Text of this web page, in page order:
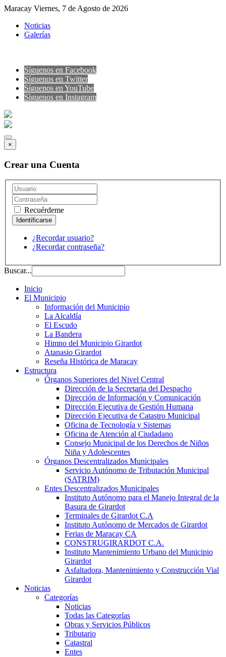
Maracay Viernes, 7 de Agosto de 2026
Noticias
Galerías
Síguenos en Facebook
Síguenos en Twitter
Síguenos en YouTube
Sìguenos en Instagram
×
Crear una Cuenta
Recuérdeme
¿Recordar usuario?
¿Recordar contraseña?
Buscar...
Inicio
El Municipio
Información del Municipio
La Alcaldía
El Escudo
La Bandera
Himno del Municipio Girardot
Atanasio Girardot
Reseña Histórica de Maracay
Estructura
Órganos Superiores del Nivel Central
Dirección de la Secretaria del Despacho
Dirección de Información y Comunicación
Dirección Ejecutiva de Gestión Humana
Dirección Ejecutiva de Catastro Municipal
Oficina de Tecnología y Sistemas
Oficina de Atención al Ciudadano
Consejo Municipal de los Derechos de Niños
Niña y Adolescentes
Órganos Descentralizados Municipales
Servicio Autónomo de Tributación Municipal
(SATRIM)
Entes Descentralizados Municipales
Instituto Autónomo para el Manejo Integral de la
Basura de Girardot
Terminales de Girardot C.A
Instituto Autónomo de Mercados de Girardot
Ferias de Maracay CA
CONSTRUGIRARDOT C.A.
Instituto Mantenimiento Urbano del Municipio
Girardot
Asfaltadora, Mantenimiento y Construcción Vial
Girardot
Noticias
Categorías
Noticias
Todas las Categorías
Obras y Servicios Públicos
Tributario
Catastral
Entes